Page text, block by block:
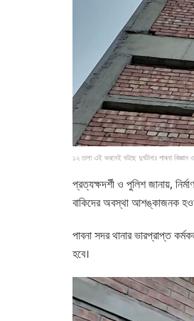
১২ তলা এই ভবনেই ঘটছে দুর্ঘটনা। পাবনা বিজ্ঞান
প্রত্যক্ষদর্শী ও পুলিশ জানায়,
বাকিদের অবস্থা আশঙ্কাজনক
পাবনা সদর থানার ভারপ্রাপ্ত
হবে।